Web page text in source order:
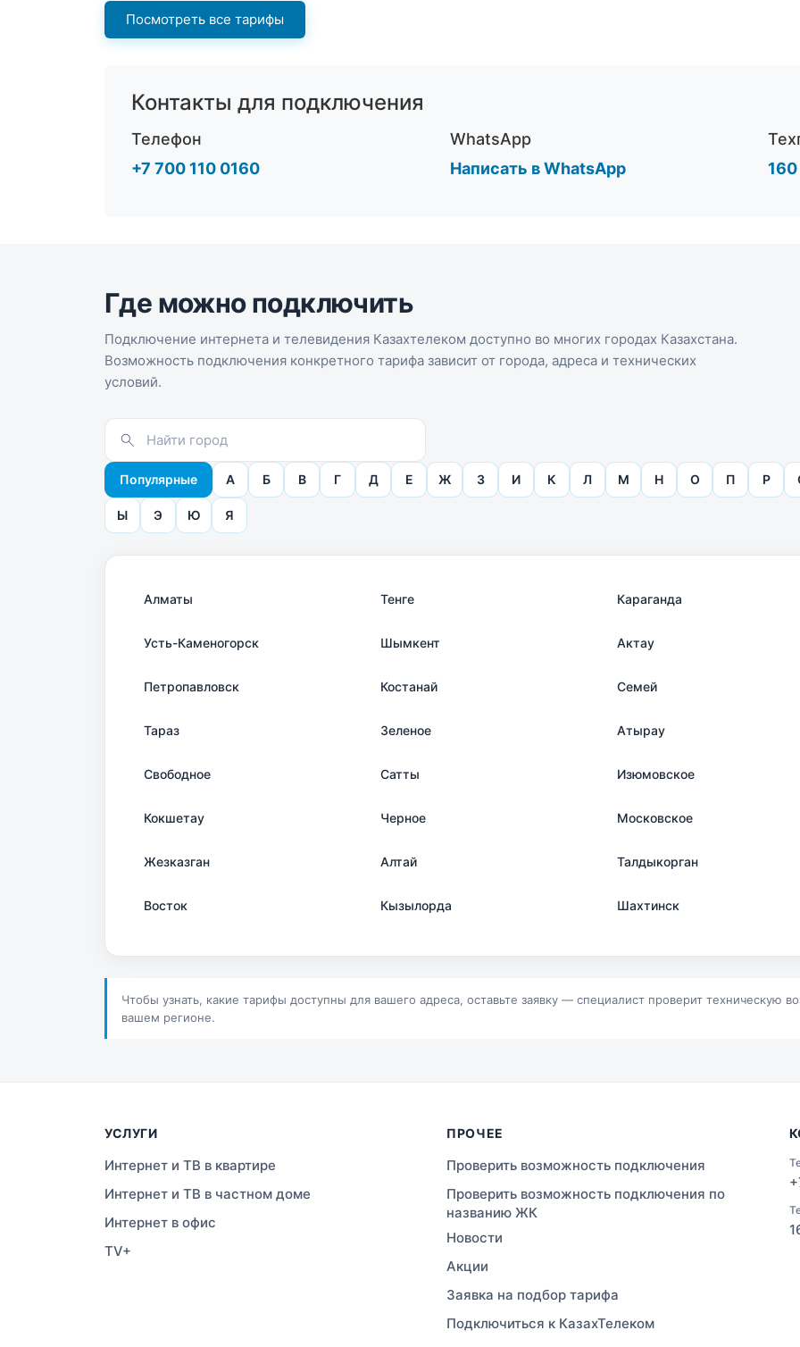
Посмотреть все тарифы
Контакты для подключения
Телефон
+7 700 110 0160
WhatsApp
Написать в WhatsApp
160
Где можно подключить
Подключение интернета и телевидения Казахтелеком доступно во многих городах Казахстана.
Возможность подключения конкретного тарифа зависит от города, адреса и технических
условий.
Популярные А Б В Г Д Е Ж З И К Л М Н О П Р
Ы Э Ю Я
Алматы Тенге Караганда
Усть-Каменогорск Шымкент Актау
Петропавловск Костанай Семей
Тараз Зеленое Атырау
Свободное Сатты Изюмовское
Кокшетау Черное Московское
Жезказган Алтай Талдыкорган
Восток Кызылорда Шахтинск
Шучинск
Чтобы узнать, какие тарифы доступны для вашего адреса, оставьте заявку — специалист проверит техническую
вашем регионе.
УСЛУГИ
Интернет и ТВ в квартире
Интернет и ТВ в частном доме
Интернет в офис
TV+
ПРОЧЕЕ
Проверить возможность подключения
Проверить возможность подключения по
названию ЖК
Новости
Акции
Заявка на подбор тарифа
Подключиться к КазахТелеком